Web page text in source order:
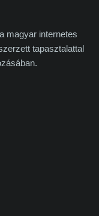
magyar internetes
tapasztalattal